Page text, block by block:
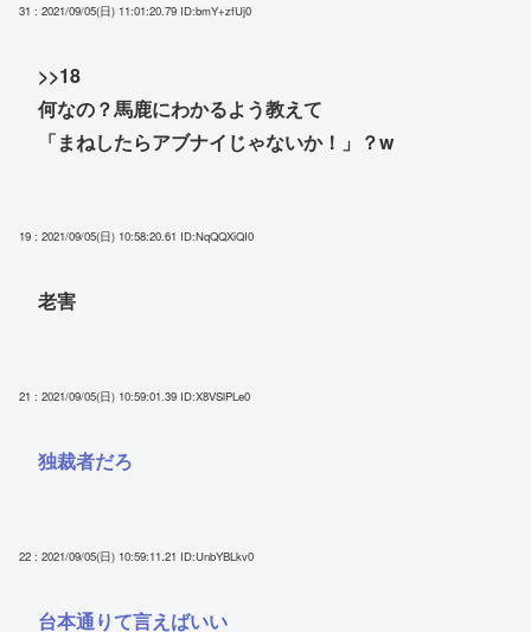
31 : 2021/09/05(日) 11:01:20.79 ID:bmY+zfUj0
>>18
何なの？馬鹿にわかるよう教えて
「まねしたらアブナイじゃないか！」？w
19 : 2021/09/05(日) 10:58:20.61 ID:NqQQXiQI0
老害
21 : 2021/09/05(日) 10:59:01.39 ID:X8VSlPLe0
独裁者だろ
22 : 2021/09/05(日) 10:59:11.21 ID:UnbYBLkv0
台本通りて言えばいい